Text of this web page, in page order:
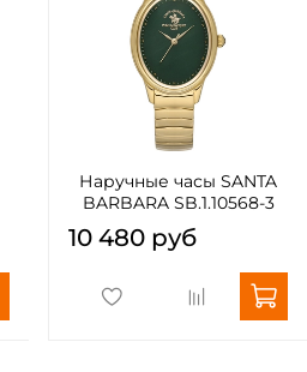
Наручные часы SANTA
BARBARA SB.1.10568-3
10 480 руб